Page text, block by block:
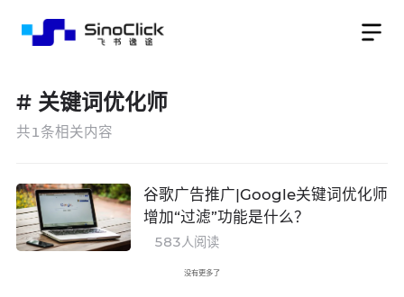
# 关键词优化师
共1条相关内容
谷歌广告推广|Google关键词优化师
增加“过滤”功能是什么？
583人阅读
没有更多了